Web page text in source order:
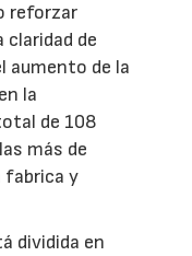
reforzar
de
aumento de la
la
de 108
más de
fabrica y
dividida en